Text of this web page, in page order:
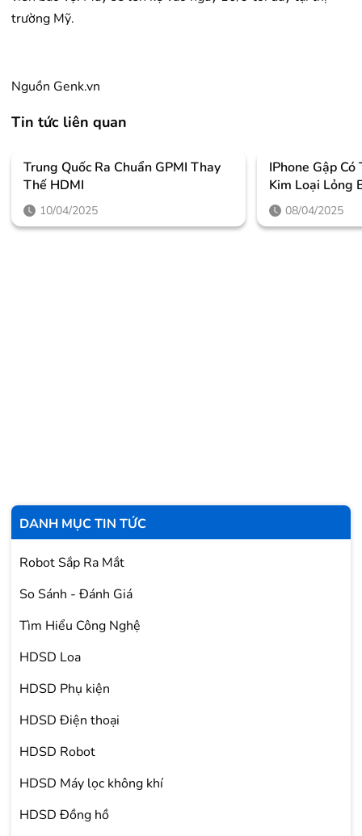
trường Mỹ.
Nguồn Genk.vn
Tin tức liên quan
Trung Quốc Ra Chuẩn GPMI Thay
Thế HDMI
10/04/2025
IPhone Gập
Kim Loại Lỏng
08/04/2025
DANH MỤC TIN TỨC
Robot Sắp Ra Mắt
So Sánh - Đánh Giá
Tìm Hiểu Công Nghệ
HDSD Loa
HDSD Phụ kiện
HDSD Điện thoại
HDSD Robot
HDSD Máy lọc không khí
HDSD Đồng hồ